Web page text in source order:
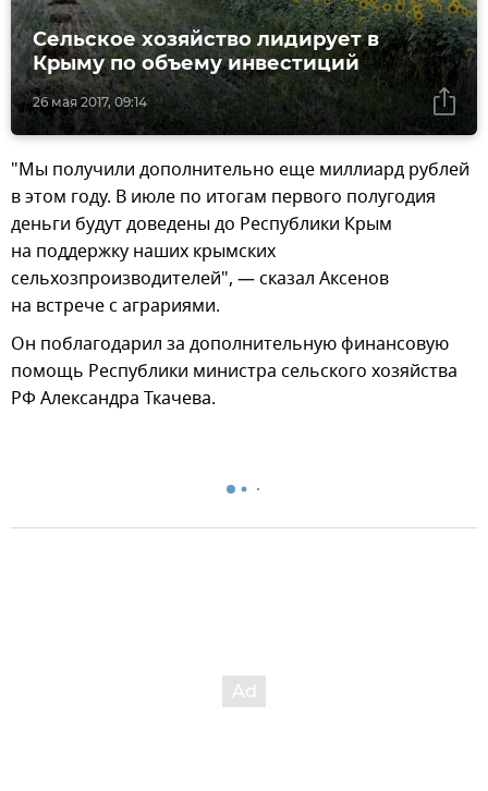
26 мая 2017, 09:14
Сельское хозяйство лидирует в
Крыму по объему инвестиций
"Мы получили дополнительно еще миллиард рублей
в этом году. В июле по итогам первого полугодия
деньги будут доведены до Республики Крым
на поддержку наших крымских
сельхозпроизводителей", — сказал Аксенов
на встрече с аграриями.
Он поблагодарил за дополнительную финансовую
помощь Республики министра сельского хозяйства
РФ Александра Ткачева.